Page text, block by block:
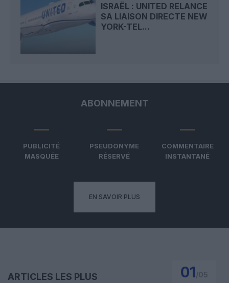
ISRAËL : UNITED RELANCE
SA LIAISON DIRECTE NEW
YORK-TEL...
ABONNEMENT
PUBLICITÉ
MASQUÉE
PSEUDONYME
RÉSERVÉ
COMMENTAIRE
INSTANTANÉ
EN SAVOIR PLUS
ARTICLES LES PLUS
01